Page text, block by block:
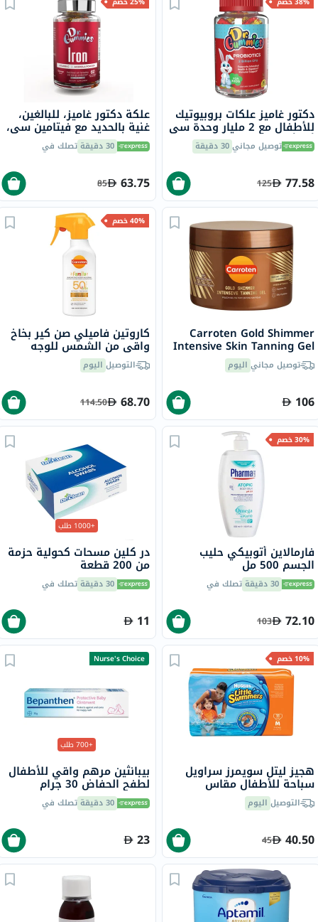
دكتور غاميز علكات بروبيوتيك
للأطفال مع 2 مليار وحدة سي
أف أو لدعم الجهاز الهضمي،
حزمة من 60 قطعةتوصيل مجاني30 دقيقة
77.58
125
علكة دكتور غاميز، للبالغين،
غنية بالحديد مع فيتامين سي،
60 قطعة 30 دقيقة تصلك في
63.75
85
Carroten Gold Shimmer
Intensive Skin Tanning Gel
150mlتوصيل مجاني اليوم
106
40% خصم
كاروتين فاميلي صن كير بخاخ
واقي من الشمس للوجه
والجسم SPF50 270 مل
التوصيل اليوم
68.70
114.50
30% خصم
فارمالاين أتوبيكي حليب
الجسم 500 مل
30 دقيقة تصلك في
72.10
103
+1000 طلب
در كلين مسحات كحولية حزمة
من 200 قطعة
30 دقيقة تصلك في
11
10% خصم
هجيز ليتل سويمرز سراويل
سباحة للأطفال مقاس
متوسط 11-15 كجم حزمة من
11التوصيل اليوم
40.50
45
Nurse's Choice
+700 طلب
بيبانثين مرهم واقي للأطفال
لطفح الحفاض 30 جرام
30 دقيقة تصلك في
23